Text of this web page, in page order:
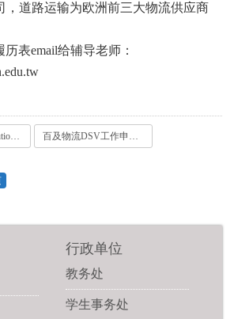
，道路运输为欧洲前三大物流供应商
表email给辅导老师：
百及物流DSV_Solutions_TW_Instroduction-_实习生简报.pdf 百及物流DSV工作申请书_求职者_个资同意_-v4.docx
行政单位
教务处
学生事务处